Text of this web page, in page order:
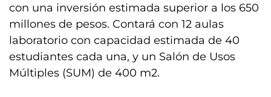
con una inversión estimada superior a los 650
millones de pesos. Contará con 12 aulas
laboratorio con capacidad estimada de 40
estudiantes cada una, y un Salón de Usos
Múltiples (SUM) de 400 m2.